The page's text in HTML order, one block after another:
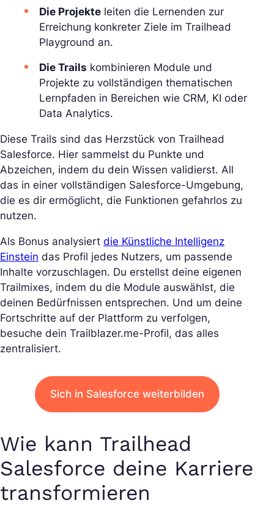
Die Projekte leiten die Lernenden zur
Erreichung konkreter Ziele im Trailhead
Playground an.
Die Trails kombinieren Module und
Projekte zu vollständigen thematischen
Lernpfaden in Bereichen wie CRM, KI oder
Data Analytics.
Diese Trails sind das Herzstück von Trailhead
Salesforce. Hier sammelst du Punkte und
Abzeichen, indem du dein Wissen validierst. All
das in einer vollständigen Salesforce-Umgebung,
die es dir ermöglicht, die Funktionen gefahrlos zu
nutzen.
Als Bonus analysiert die Künstliche Intelligenz
Einstein das Profil jedes Nutzers, um passende
Inhalte vorzuschlagen. Du erstellst deine eigenen
Trailmixes, indem du die Module auswählst, die
deinen Bedürfnissen entsprechen. Und um deine
Fortschritte auf der Plattform zu verfolgen,
besuche dein Trailblazer.me-Profil, das alles
zentralisiert.
Sich in Salesforce weiterbilden
Wie kann Trailhead
Salesforce deine Karriere
transformieren